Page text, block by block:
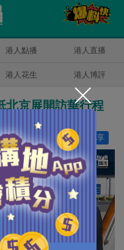
港人點播 港人直播
港人花生 港人博評
北京展開訪華行程
國街景
分享
讚好 3